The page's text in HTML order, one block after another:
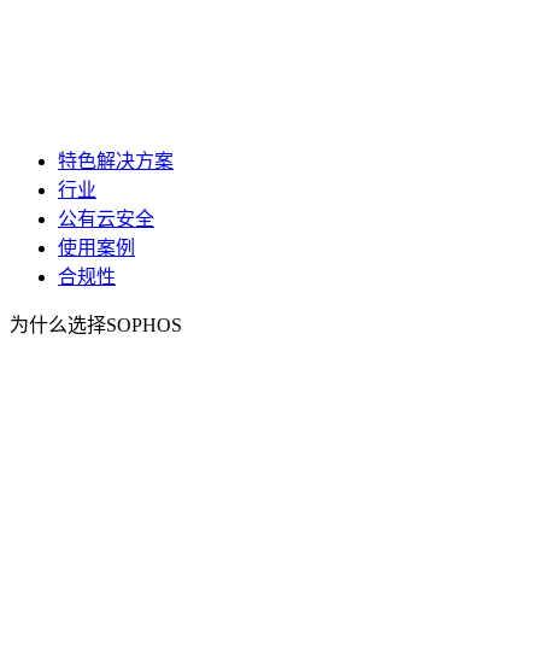
特色解决方案
行业
公有云安全
使用案例
合规性
为什么选择SOPHOS